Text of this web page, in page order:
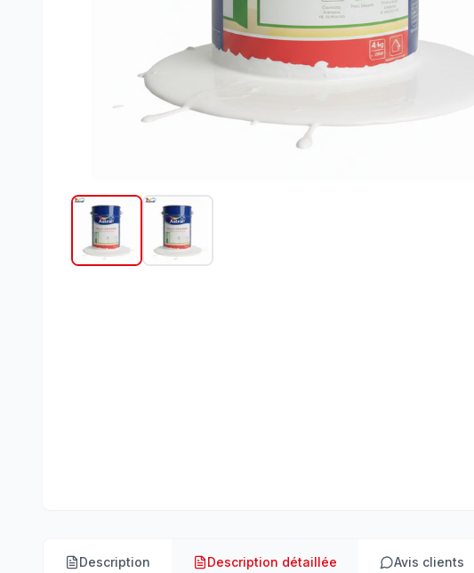
Description Description détaillée Avis clients